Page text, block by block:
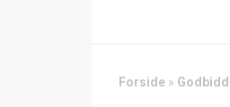
Forside »